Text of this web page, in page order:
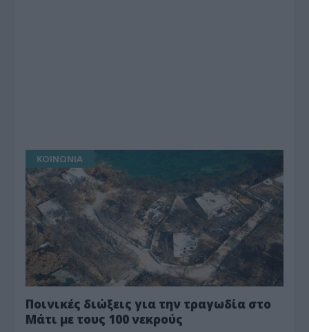
ΚΟΙΝΩΝΙΑ
Ποινικές διώξεις για την τραγωδία στο
Μάτι με τους 100 νεκρούς